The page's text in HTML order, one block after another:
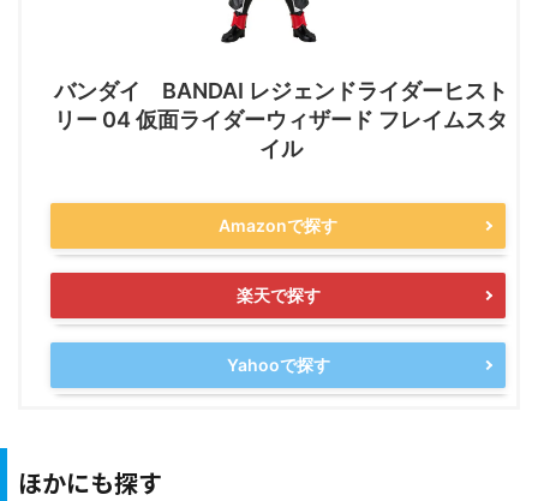
バンダイ BANDAI レジェンドライダーヒスト
リー 04 仮面ライダーウィザード フレイムスタ
イル
Amazonで探す
楽天で探す
Yahooで探す
ほかにも探す